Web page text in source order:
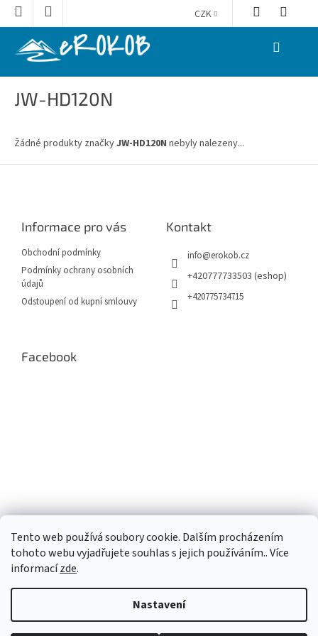
Tento web používá soubory cookie. Dalším procházením
tohoto webu vyjadřujete souhlas s jejich používáním.. Více
informacízde.
Nastavení
Přejít
CZK
NÁKUPNÍ
JW-HD120N
Žádné produkty značkyJW-HD120N nebyly nalezeny...
Informace pro vás
Obchodní podmínky
Podmínky ochrany osobních
údajů
Odstoupení od kupní smlouvy
Kontakt
info@erokob.cz
+420777733503 (eshop)
+420775734715
Facebook
Vytvořil Shoptet